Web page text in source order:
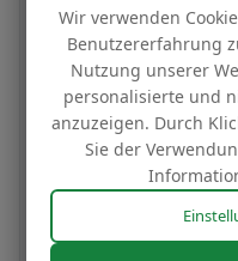
Übertragen Sie Ihre
günstigen Tarifen
Wir verwenden
Benutzererfahrung
Nutzung unserer
personalisierte und
anzuzeigen. Durch
Sie der